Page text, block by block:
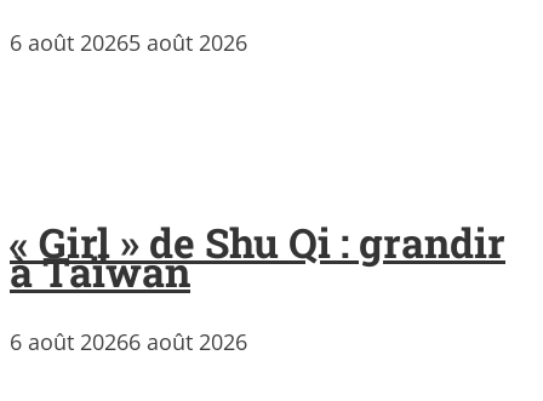
6 août 20265 août 2026
« Girl » de Shu Qi : grandir
à Taïwan
6 août 20266 août 2026